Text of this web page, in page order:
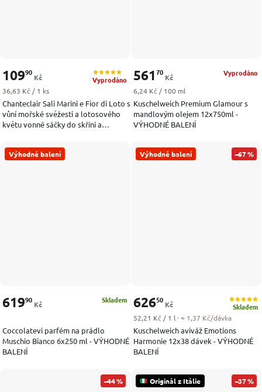
Chanteclair Sali Marini e Fior di Loto s
vůní mořské svěžesti a lotosového
květu vonné sáčky do skříní a
Vyprodáno
10990
Kč
Měrná cena:
36,63 Kč / 1 ks
Kuschelweich Premium Glamour s
mandlovým olejem 12x750ml -
VÝHODNÉ BALENÍ
Vyprodáno
561 70
Kč
Měrná cena:
6,24 Kč / 100 ml
Výhodné balení
Coccolatevi parfém na prádlo
Muschio Bianco 6x250 ml - VÝHODNÉ
BALENÍ
Skladem
61990
Kč
Výhodné balení –67 %
Kuschelweich aviváž Emotions
Harmonie 12x38 dávek - VÝHODNÉ
BALENÍ
Skladem
62650
Kč
Měrná cena:
52,21 Kč / 1 l · ≈ 1,37 Kč/dávka
–44 % Originál z Itálie –37 %